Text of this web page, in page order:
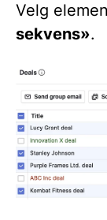
Velg
sekvens».